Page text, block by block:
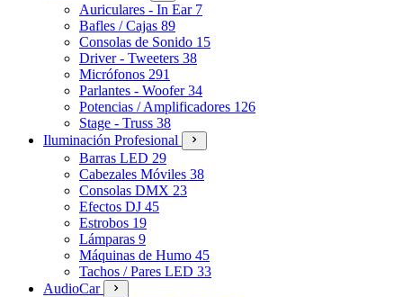
Auriculares - In Ear 7
Bafles / Cajas 89
Consolas de Sonido 15
Driver - Tweeters 38
Micrófonos 291
Parlantes - Woofer34
Potencias / Amplificadores 126
Stage - Truss 38
Iluminación Profesional
Barras LED 29
Cabezales Móviles 38
Consolas DMX 23
Efectos DJ 45
Estrobos 19
Lámparas 9
Máquinas de Humo 45
Tachos / Pares LED 33
AudioCar